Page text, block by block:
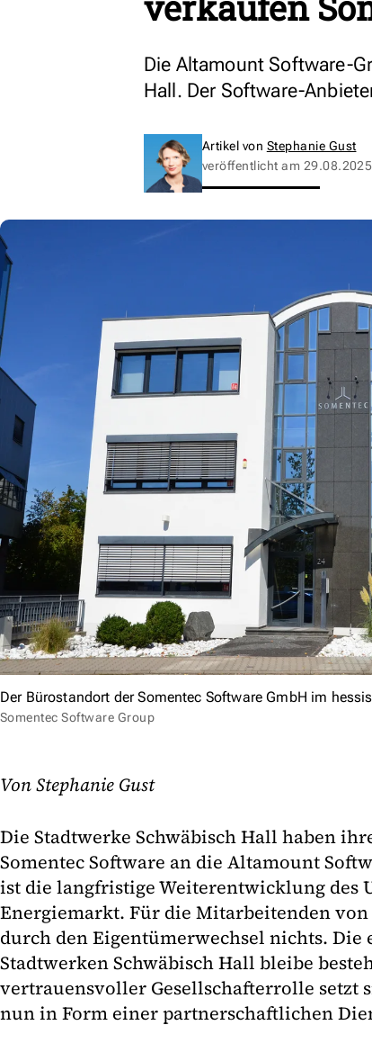
Die Altamount Software-
Hall. Der Software-
Artikel von Stephanie Gust
veröffentlicht am
Der Bürostandort der Somentec Software GmbH im
Somentec Software Group
Von Stephanie Gust
Die Stadtwerke Schwäbisch Hall haben
Somentec Software an die Altamount
ist die langfristige Weiterentwicklung des
Energiemarkt. Für die Mitarbeitenden von
durch den Eigentümerwechsel nichts. Die
Stadtwerken Schwäbisch Hall bleibe
vertrauensvoller Gesellschafterrolle setzt
nun in Form einer partnerschaftlichen